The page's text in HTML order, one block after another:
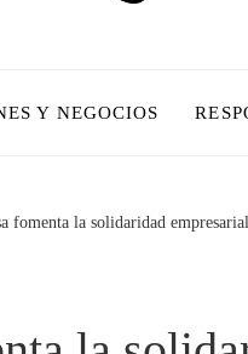
Y NEGOCIOS
fomenta la solidaridad